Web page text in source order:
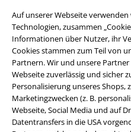
Auf unserer Webseite
Technologien, zusammen
Informationen über Nutzer, ihr
Cookies stammen zum Teil von
Partnern. Wir und unsere
Webseite zuverlässig und sicher
Personalisierung unseres Shops,
Marketingzwecken (z. B.
Webseite, Social Media und auf
Datentransfers in die USA
Kundenservice
FAQ / Hilfe
Rückgaberichtlinien